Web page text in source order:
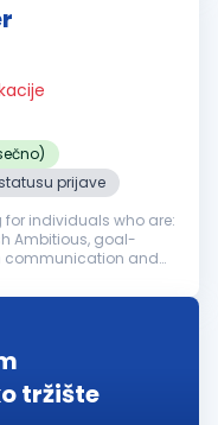
prijave
for individuals who are:
Ambitious, goal-
communication and
tržište